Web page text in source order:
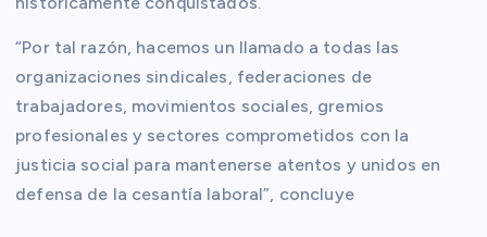
“Por tal razón, hacemos un llamado a todas las
organizaciones sindicales, federaciones de
trabajadores, movimientos sociales, gremios
profesionales y sectores comprometidos con la
justicia social para mantenerse atentos y unidos en
defensa de la cesantía laboral”, concluye